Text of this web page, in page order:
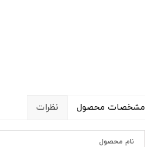
مشخصات محصول نظرات
نام محصول